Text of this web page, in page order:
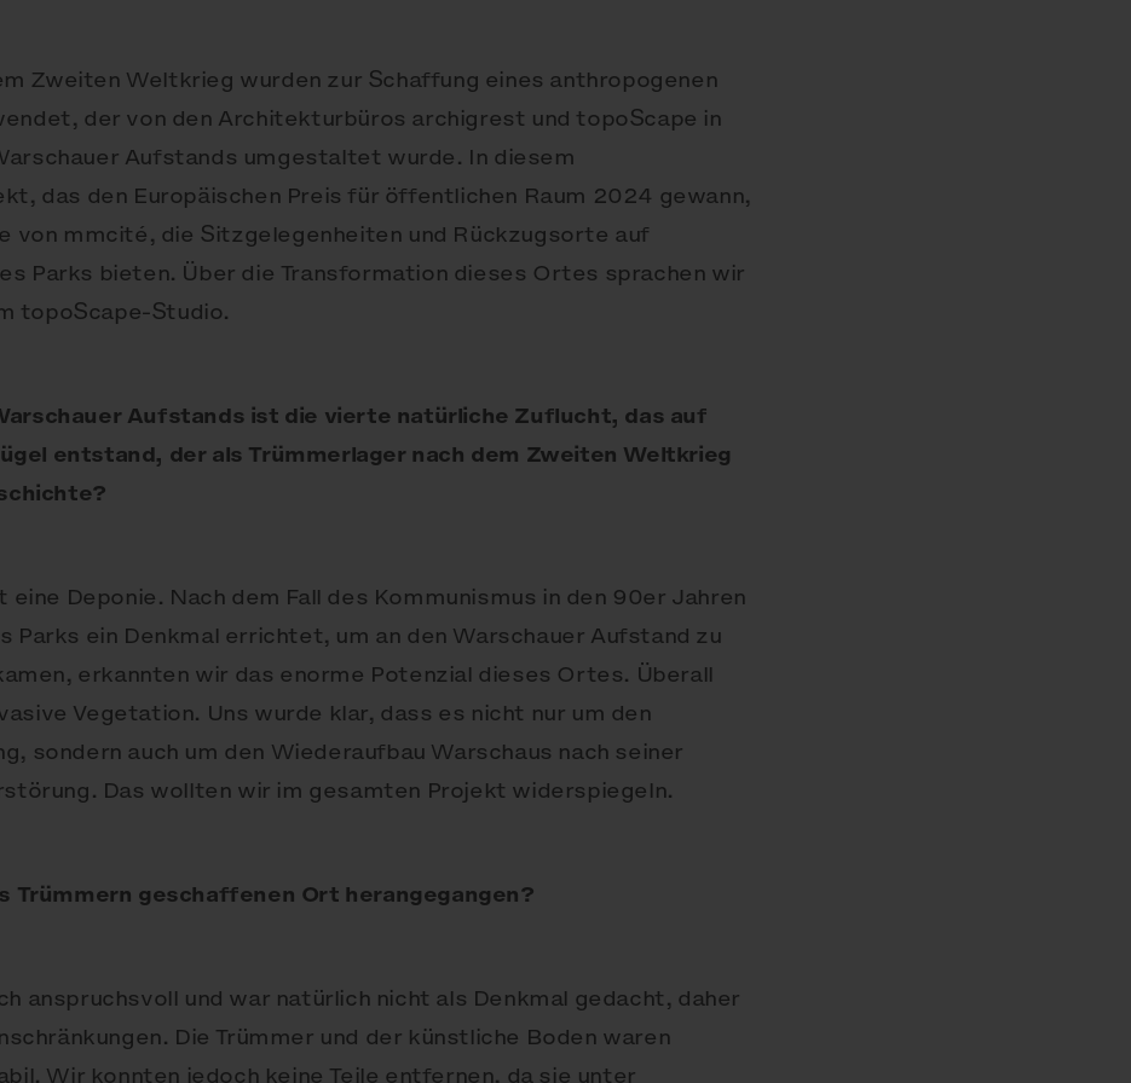
Zweiten Weltkrieg wurden zur Schaffung eines anthropogenen
der von den Architekturbüros archigrest und topoScape in
Aufstands umgestaltet wurde. In diesem
das den Europäischen Preis für öffentlichen Raum 2024 gewann,
von mmcité, die Sitzgelegenheiten und Rückzugsorte auf
Parks bieten. Über die Transformation dieses Ortes sprachen wir
topoScape-Studio.
Aufstands ist die vierte natürliche Zuflucht, das auf
entstand, der als Trümmerlager nach dem Zweiten Weltkrieg
Deponie. Nach dem Fall des Kommunismus in den 90er Jahren
Parks ein Denkmal errichtet, um an den Warschauer Aufstand zu
erkannten wir das enorme Potenzial dieses Ortes. Überall
Vegetation. Uns wurde klar, dass es nicht nur um den
sondern auch um den Wiederaufbau Warschaus nach seiner
Das wollten wir im gesamten Projekt widerspiegeln.
Trümmern geschaffenen Ort herangegangen?
anspruchsvoll und war natürlich nicht als Denkmal gedacht, daher
Die Trümmer und der künstliche Boden waren
Wir konnten jedoch keine Teile entfernen, da sie unter